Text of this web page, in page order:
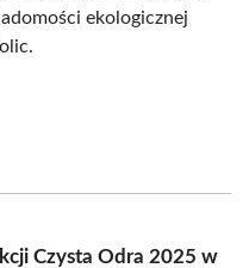
ekologicznej
Czysta Odra 2025 w